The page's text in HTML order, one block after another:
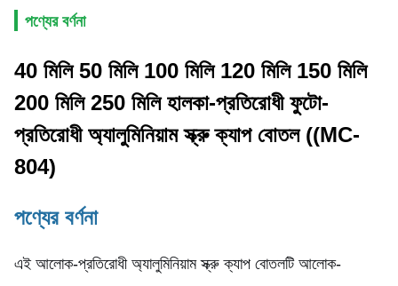
পণ্যের বর্ণনা
40 মিলি 50 মিলি 100 মিলি 120 মিলি 150 মিলি
200 মিলি 250 মিলি হালকা-প্রতিরোধী ফুটো-
প্রতিরোধী অ্যালুমিনিয়াম স্ক্রু ক্যাপ বোতল ((MC-
804)
পণ্যের বর্ণনা
এই আলোক-প্রতিরোধী অ্যালুমিনিয়াম স্ক্রু ক্যাপ বোতলটি আলোক-